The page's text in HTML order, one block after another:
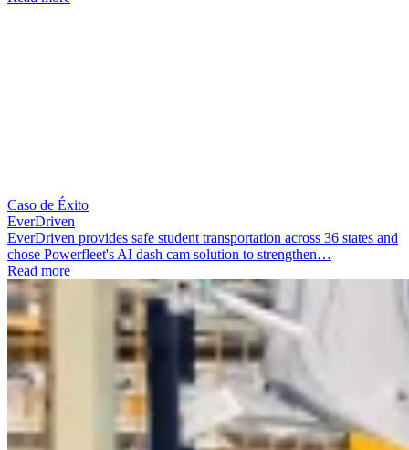
Caso de Éxito
EverDriven
EverDriven provides safe student transportation across 36 states and
chose Powerfleet's AI dash cam solution to strengthen…
Read more